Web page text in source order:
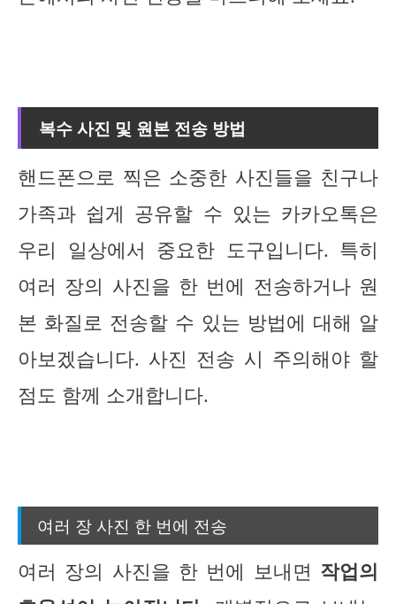
복수 사진 및 원본 전송 방법
핸드폰으로 찍은 소중한 사진들을 친구나
가족과 쉽게 공유할 수 있는 카카오톡은
우리 일상에서 중요한 도구입니다. 특히
여러 장의 사진을 한 번에 전송하거나 원
본 화질로 전송할 수 있는 방법에 대해 알
아보겠습니다. 사진 전송 시 주의해야 할
점도 함께 소개합니다.
여러 장 사진 한 번에 전송
여러 장의 사진을 한 번에 보내면 작업의